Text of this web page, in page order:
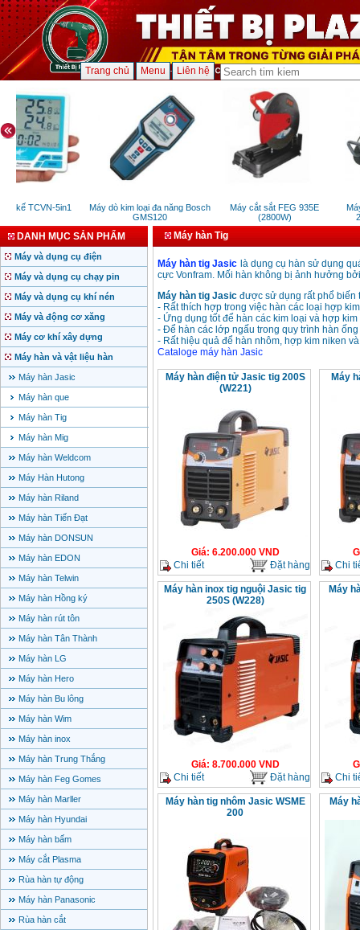
Trang chủ Menu Liên hệ
kế TCVN-5in1
Máy dò kim loại đa năng Bosch
GMS120
Máy cắt sắt FEG 935E
(2800W)
DANH MỤC SẢN PHẨM
Máy và dụng cụ điện
Máy và dụng cụ chạy pin
Máy và dụng cụ khí nén
Máy và động cơ xăng
Máy cơ khí xây dựng
Máy hàn và vật liệu hàn
Máy hàn Jasic
Máy hàn que
Máy hàn Tig
Máy hàn Mig
Máy hàn Weldcom
Máy Hàn Hutong
Máy hàn Riland
Máy hàn Tiến Đạt
Máy hàn DONSUN
Máy hàn EDON
Máy hàn Telwin
Máy hàn Hồng ký
Máy hàn rút tôn
Máy hàn Tân Thành
Máy hàn LG
Máy hàn Hero
Máy hàn Bu lông
Máy hàn Wim
Máy hàn inox
Máy hàn Trung Thắng
Máy hàn Feg Gomes
Máy hàn Marller
Máy hàn Hyundai
Máy hàn bấm
Máy cắt Plasma
Rùa hàn tự động
Máy hàn Panasonic
Rùa hàn cắt
Máy hàn Tig
Máy hàn tig Jasic là dụng cụ hàn sử dụng
cực Vonfram. Mối hàn không bị ảnh hưởng
Máy hàn tig Jasic được sử dụng rất phổ biến
- Rất thích hợp trong việc hàn các loại hợp
- Ứng dụng tốt để hàn các kim loại và hợp
- Để hàn các lớp ngấu trong quy trình hàn
- Rất hiệu quả để hàn nhôm, hợp kim niken
Cataloge máy hàn Jasic
Máy hàn điện tử Jasic tig 200S
(W221)
Giá: 6.200.000VND
Chi tiết
Đặt hàng
Máy
Chi
Máy hàn inox tig nguội Jasic tig
250S (W228)
Giá: 8.700.000VND
Chi tiết
Đặt hàng
Máy
Chi
Máy hàn tig nhôm Jasic WSME
200
Máy